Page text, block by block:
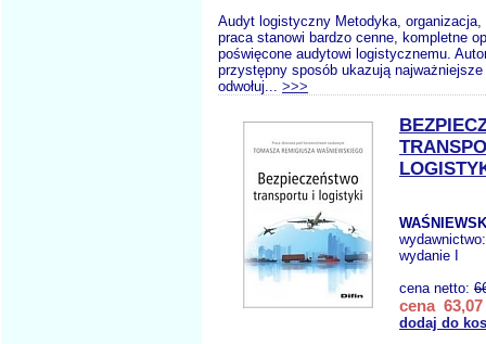
Audyt logistyczny Metodyka,
praca stanowi bardzo cenne, kompletne
poświęcone audytowi logistycznemu.
przystępny sposób ukazują
odwołuj... >>>
wydanie I
cena netto:
cena 63,07
dodaj do